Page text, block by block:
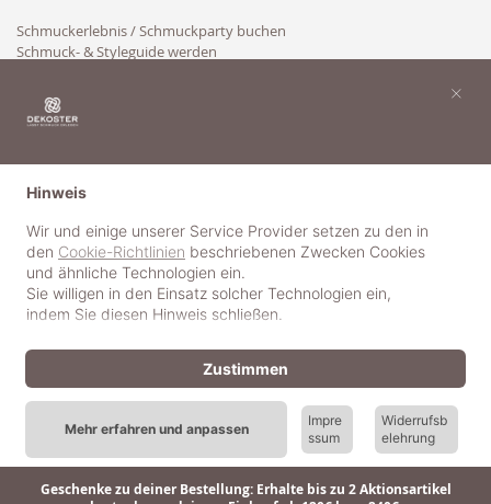
Geschenke zu deiner Bestellung: Erhalte bis zu 2 Aktionsartikel
Schmuckerlebnis / Schmuckparty buchen
Schmuck- & Styleguide werden
© 2018-2025 dekoster GmbH
Hinweis
Wir und einige unserer Service Provider setzen zu den in
den Cookie-Richtlinien beschriebenen Zwecken Cookies
und ähnliche Technologien ein.
Sie willigen in den Einsatz solcher Technologien ein,
indem Sie diesen Hinweis schließen.
Mehr erfahren und anpassen
Impre
ssum
Widerrufsb
elehrung
Zustimmen
×